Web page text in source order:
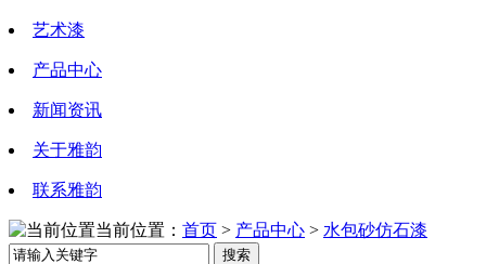
艺术漆
产品中心
新闻资讯
关于雅韵
联系雅韵
当前位置： 首页 > 产品中心 > 水包砂仿石漆
搜索